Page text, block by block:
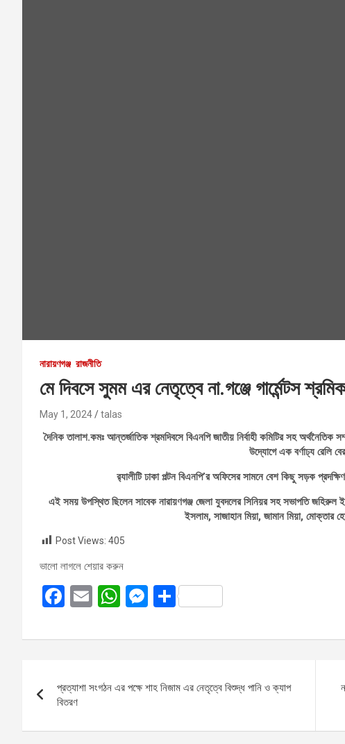
নারায়ণগঞ্জ রাজনীতি
মে দিবসে সুমম এর নেতৃত্বে না.গঞ্জে গার্মেন্টস
May 1, 2024 talas
দৈনিক তালাশ.কমঃ আন্তর্জাতিক শ্রমদিবসে বিএনপি জাতীয় নির্বাহী কমিটির সহ অর্থনৈতিক
উদ্যোগে এক বর্ণাঢ্য রেলি
র‌্যালীটি ঢাকা পল্টন বিএনপি’র অফিসের সামনে বেশ কিছু সড়ক
এই সময় উপস্থিত ছিলেন সাবেক নারায়ণগঞ্জ জেলা যুবদলের সিনিয়র সহ সভাপতি
ইসলাম, সাজাহান মিয়া, জামান মিয়া, মোক্তার
Post Views: 405
ভালো লাগলে শেয়ার করুন
F
ce
o
o
k
E
ail
W
at
A
p
M
se
g
S
ar
navigation
প্রত্যাশা সংগঠন এর পক্ষে শাহ নিজাম এর নেতৃত্বে বিশুদ্ধ পানি ও ক্যাপ
বিতরণ